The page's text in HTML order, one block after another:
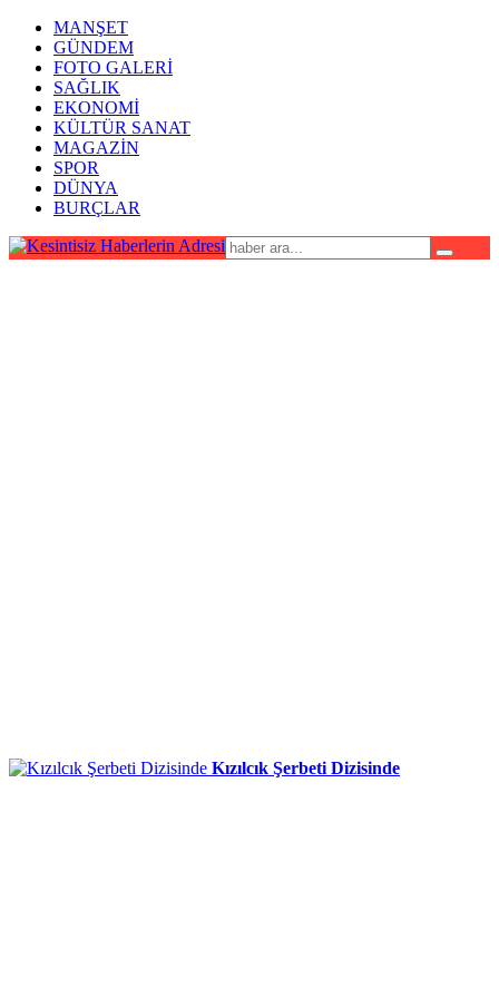
MANŞET
GÜNDEM
FOTO GALERİ
SAĞLIK
EKONOMİ
KÜLTÜR SANAT
MAGAZİN
SPOR
DÜNYA
BURÇLAR
Kızılcık Şerbeti Dizisinde